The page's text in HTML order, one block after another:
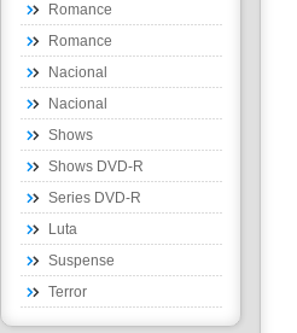
Romance
Romance
Nacional
Nacional
Shows
Shows DVD-R
Series DVD-R
Luta
Suspense
Terror